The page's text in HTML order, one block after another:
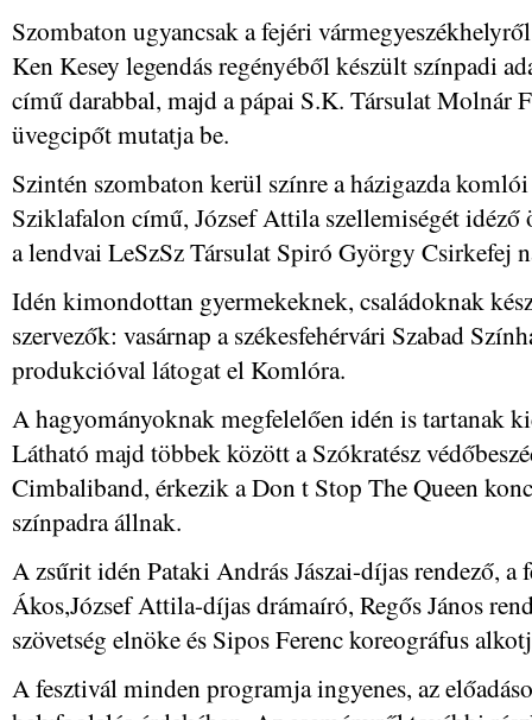
Szombaton ugyancsak a fejéri
Ken Kesey legendás regényéből készült színpadi
című darabbal, majd a pápai S.K. Társulat Molnár
üvegcipőt mutatja be.
Szintén szombaton kerül színre a házigazda
Sziklafalon című, József Attila szellemiségét idéző
a lendvai LeSzSz Társulat Spiró György Csirkefej
Idén kimondottan gyermekeknek, családoknak
szervezők: vasárnap a székesfehérvári Szabad
produkcióval látogat el Komlóra.
A hagyományoknak megfelelően idén is tartanak
Látható majd többek között a Szókratész
Cimbaliband, érkezik a Don t Stop The Queen
színpadra állnak.
A zsűrit idén Pataki András Jászai-díjas rendező, a
Ákos,József Attila-díjas drámaíró, Regős János
szövetség elnöke és Sipos Ferenc koreográfus
A fesztivál minden programja ingyenes, az